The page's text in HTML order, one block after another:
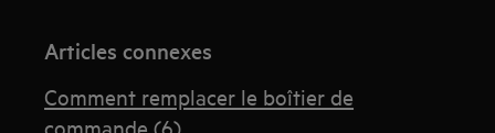
Articles connexes
Comment remplacer le boîtier de
commande (6)